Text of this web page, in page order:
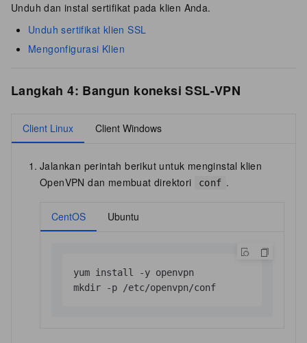
Unduh dan instal sertifikat pada klien Anda.
Unduh sertifikat klien SSL
Mengonfigurasi Klien
Langkah 4: Bangun koneksi SSL-VPN
Client Linux Client Windows
Jalankan perintah berikut untuk menginstal klien
OpenVPN dan membuat direktori
conf .
CentOS Ubuntu
yum install -y openvpn
mkdir -p /etc/openvpn/conf